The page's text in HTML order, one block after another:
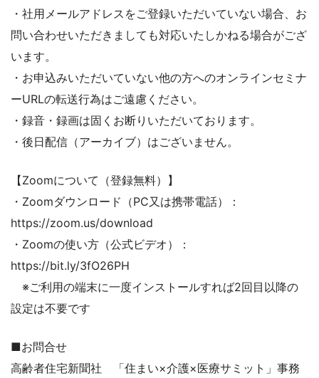
・社用メールアドレスをご登録いただいていない場合、お
問い合わせいただきましても対応いたしかねる場合がござ
います。
・お申込みいただいていない他の方へのオンラインセミナ
ーURLの転送行為はご遠慮ください。
・録音・録画は固くお断りいただいております。
・後日配信（アーカイブ）はございません。
【Zoomについて（登録無料）】
・Zoomダウンロード（PC又は携帯電話）：
https://zoom.us/download
・Zoomの使い方（公式ビデオ）：
https://bit.ly/3fO26PH
※ご利用の端末に一度インストールすれば2回目以降の
設定は不要です
■お問合せ
高齢者住宅新聞社 「住まい×介護×医療サミット」事務